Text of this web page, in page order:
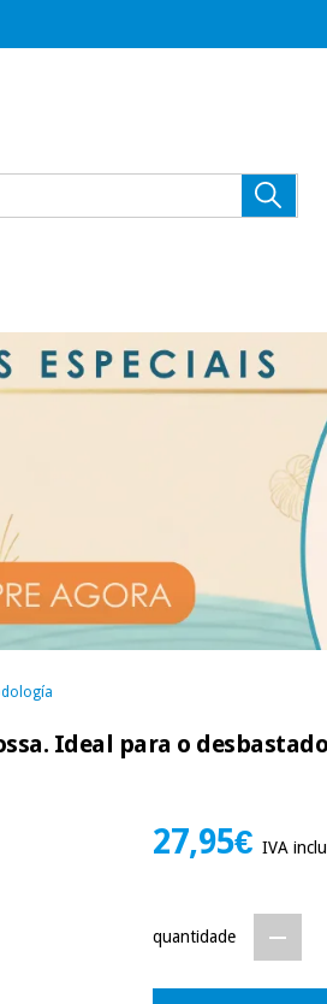
Ideal para o
27,95€IVA
quantidade